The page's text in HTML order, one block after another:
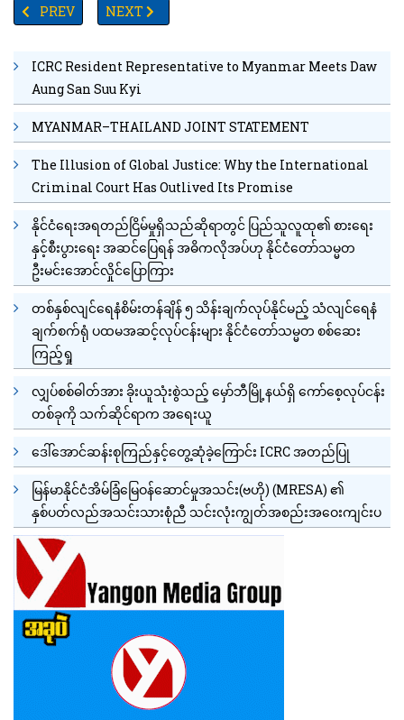
PREVIOUS ARTICLE: မြောက်ဒဂုံမှ ပျောက်ဆုံးသွားသည့် က‌
PREV NEXT ARTICLE: TV YANGON TIMES ရဲ့ နေ့
NEXT
ICRC Resident Representative to Myanmar Meets Daw
Aung San Suu Kyi
MYANMAR–THAILAND JOINT STATEMENT
The Illusion of Global Justice: Why the International
Criminal Court Has Outlived Its Promise
နိုင်ငံရေးအရတည်ငြိမ်မှုရှိသည်ဆိုရာတွင် ပြည်သူလူထု၏ စားရေး
နှင့်စီးပွားရေး အဆင်ပြေရန် အဓိကလိုအပ်ဟု နိုင်ငံတော်သမ္မတ
ဦးမင်းအောင်လှိုင်ပြောကြား
တစ်နှစ်လျင်ရေနံစိမ်းတန်ချိန် ၅ သိန်းချက်လုပ်နိုင်မည့် သံလျင်ရေနံ
ချက်စက်ရုံ ပထမအဆင့်လုပ်ငန်းများ နိုင်ငံတော်သမ္မတ စစ်ဆေး
ကြည့်ရှု
လျှပ်စစ်ဓါတ်အား ခိုးယူသုံးစွဲသည့် မှော်ဘီမြို့နယ်ရှိ ကော်စေ့လုပ်ငန်း
တစ်ခုကို သက်ဆိုင်ရာက အရေးယူ
ဒေါ်အောင်ဆန်းစုကြည်နှင့်တွေ့ဆုံခဲ့ကြောင်း ICRC အတည်ပြု
မြန်မာနိုင်ငံအိမ်ခြံမြေဝန်ဆောင်မှုအသင်း(ဗဟို) (MRESA) ၏
နှစ်ပတ်လည်အသင်းသားစုံညီ သင်းလုံးကျွတ်အစည်းအဝေးကျင်းပ